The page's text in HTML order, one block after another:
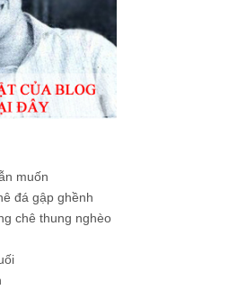
muốn
đá gập ghềnh
chê thung nghèo